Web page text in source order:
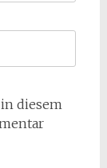
diesem